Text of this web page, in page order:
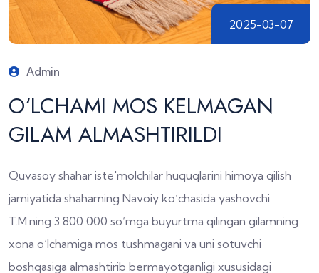
2025-03-07
Admin
O‘LCHAMI MOS KELMAGAN
GILAM ALMASHTIRILDI
Quvasoy shahar iste'molchilar huquqlarini himoya qilish
jamiyatida shaharning Navoiy ko‘chasida yashovchi
T.M.ning 3 800 000 so‘mga buyurtma qilingan gilamning
xona o‘lchamiga mos tushmagani va uni sotuvchi
boshqasiga almashtirib bermayotganligi xususidagi